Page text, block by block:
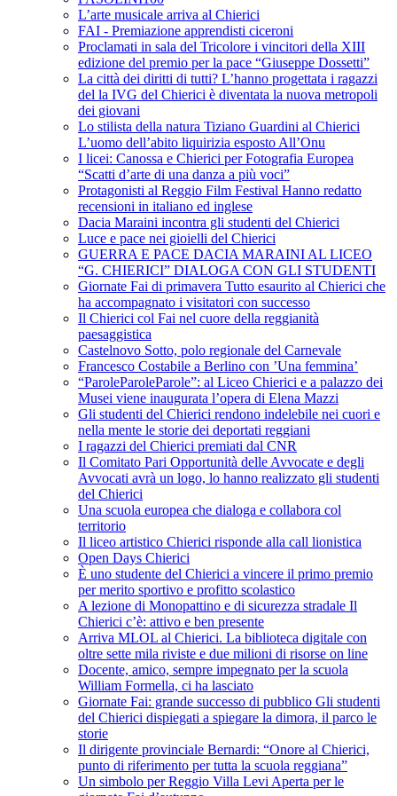
L’arte musicale arriva al Chierici
FAI - Premiazione apprendisti ciceroni
Proclamati in sala del Tricolore i vincitori della XIII
edizione del premio per la pace “Giuseppe Dossetti”
La città dei diritti di tutti? L’hanno progettata i ragazzi
del la IVG del Chierici è diventata la nuova metropoli
dei giovani
Lo stilista della natura Tiziano Guardini al Chierici
L’uomo dell’abito liquirizia esposto All’Onu
I licei: Canossa e Chierici per Fotografia Europea
“Scatti d’arte di una danza a più voci”
Protagonisti al Reggio Film Festival Hanno redatto
recensioni in italiano ed inglese
Dacia Maraini incontra gli studenti del Chierici
Luce e pace nei gioielli del Chierici
GUERRA E PACE DACIA MARAINI AL LICEO
“G. CHIERICI” DIALOGA CON GLI STUDENTI
Giornate Fai di primavera Tutto esaurito al Chierici che
ha accompagnato i visitatori con successo
Il Chierici col Fai nel cuore della reggianità
paesaggistica
Castelnovo Sotto, polo regionale del Carnevale
Francesco Costabile a Berlino con ’Una femmina’
“ParoleParoleParole”: al Liceo Chierici e a palazzo dei
Musei viene inaugurata l’opera di Elena Mazzi
Gli studenti del Chierici rendono indelebile nei cuori e
nella mente le storie dei deportati reggiani
I ragazzi del Chierici premiati dal CNR
Il Comitato Pari Opportunità delle Avvocate e degli
Avvocati avrà un logo, lo hanno realizzato gli studenti
del Chierici
Una scuola europea che dialoga e collabora col
territorio
Il liceo artistico Chierici risponde alla call lionistica
Open Days Chierici
È uno studente del Chierici a vincere il primo premio
per merito sportivo e profitto scolastico
A lezione di Monopattino e di sicurezza stradale Il
Chierici c’è: attivo e ben presente
Arriva MLOL al Chierici. La biblioteca digitale con
oltre sette mila riviste e due milioni di risorse on line
Docente, amico, sempre impegnato per la scuola
William Formella, ci ha lasciato
Giornate Fai: grande successo di pubblico Gli studenti
del Chierici dispiegati a spiegare la dimora, il parco le
storie
Il dirigente provinciale Bernardi: “Onore al Chierici,
punto di riferimento per tutta la scuola reggiana”
Un simbolo per Reggio Villa Levi Aperta per le